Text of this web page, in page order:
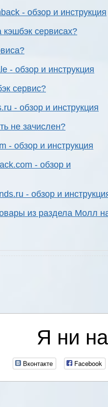
- обзор и инструкция
кэшбэк сервисах?
- обзор и инструкция
сервис?
- обзор и инструкция
не зачислен?
- обзор и инструкция
- обзор и
- обзор и
из раздела Молл
Я ни
Вконтакте Facebook